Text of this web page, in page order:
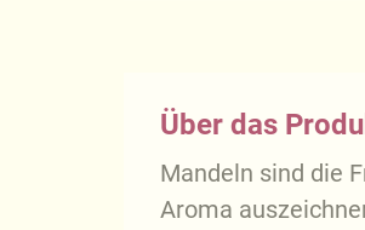
Über das
Mandeln sind die
Aroma